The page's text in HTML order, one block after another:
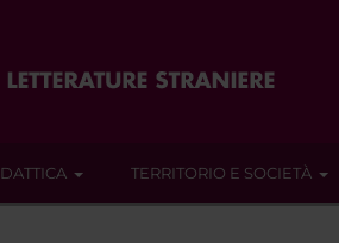
TERRITORIO E SOCIETÀ